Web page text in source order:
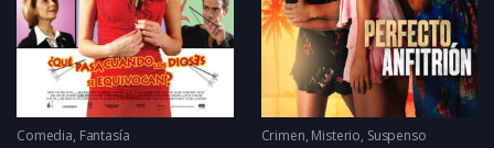
Comedia, Fantasía Crimen, Misterio, Suspenso